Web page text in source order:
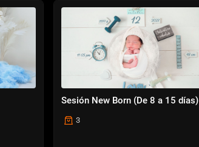
Sesión New Born (De 8 a 15 días)
3